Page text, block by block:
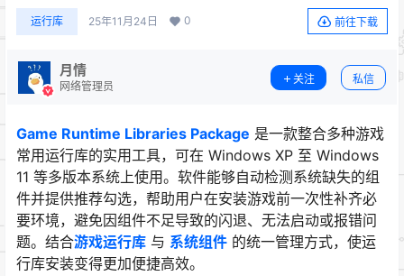
运行库 25年11月24日 0 前往下载
月情
网络管理员
关注 私信
Game Runtime Libraries Package 是一款整合多种游戏
常用运行库的实用工具，可在 Windows XP 至 Windows
11 等多版本系统上使用。软件能够自动检测系统缺失的组
件并提供推荐勾选，帮助用户在安装游戏前一次性补齐必
要环境，避免因组件不足导致的闪退、无法启动或报错问
题。结合游戏运行库 与 系统组件 的统一管理方式，使运
行库安装变得更加便捷高效。